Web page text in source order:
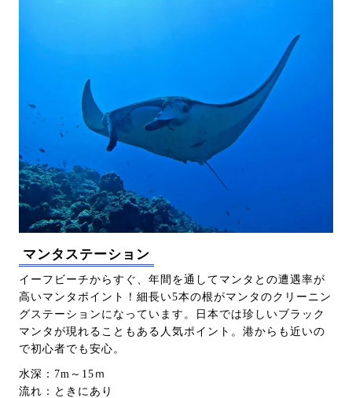
マンタステーション
イーフビーチからすぐ、年間を通してマンタとの遭遇率が
高いマンタポイント！細長い5本の根がマンタのクリーニン
グステーションになっています。日本では珍しいブラック
マンタが現れることもある人気ポイント。港からも近いの
で初心者でも安心。
水深：7m～15ｍ
流れ：ときにあり